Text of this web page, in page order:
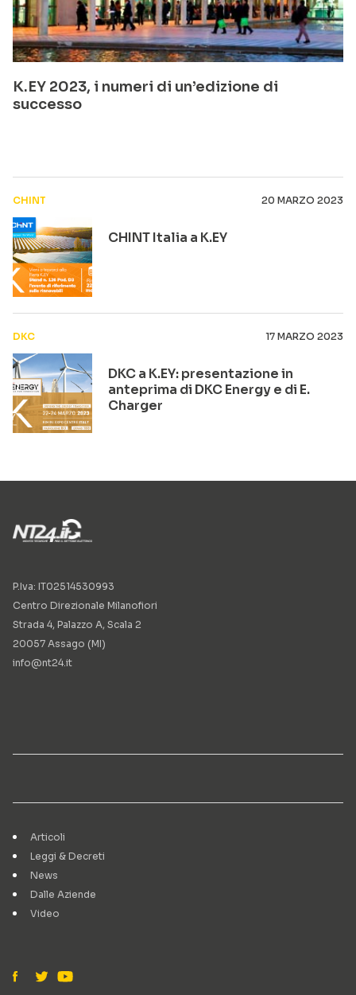
K.EY 2023, i numeri di un’edizione di
successo
CHINT 20 MARZO 2023
CHINT Italia a K.EY
DKC 17 MARZO 2023
DKC a K.EY: presentazione in
anteprima di DKC Energy e di E.
Charger
P.Iva: IT02514530993
Centro Direzionale Milanofiori
Strada 4, Palazzo A, Scala 2
20057 Assago (MI)
info@nt24.it
Articoli
Leggi & Decreti
News
Dalle Aziende
Video